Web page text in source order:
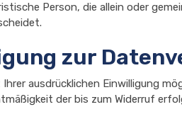
Person, die allein oder
zur
ausdrücklichen Einwilligung
der bis zum Widerruf